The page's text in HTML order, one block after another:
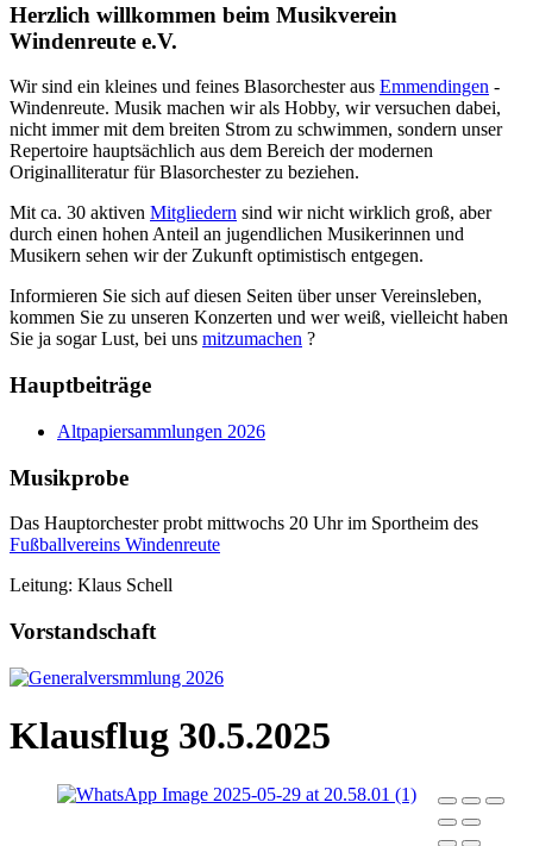
Herzlich willkommen beim Musikverein
Windenreute e.V.
Wir sind ein kleines und feines Blasorchester aus Emmendingen -
Windenreute. Musik machen wir als Hobby, wir versuchen dabei,
nicht immer mit dem breiten Strom zu schwimmen, sondern unser
Repertoire hauptsächlich aus dem Bereich der modernen
Originalliteratur für Blasorchester zu beziehen.
Mit ca. 30 aktiven Mitgliedern sind wir nicht wirklich groß, aber
durch einen hohen Anteil an jugendlichen Musikerinnen und
Musikern sehen wir der Zukunft optimistisch entgegen.
Informieren Sie sich auf diesen Seiten über unser Vereinsleben,
kommen Sie zu unseren Konzerten und wer weiß, vielleicht haben
Sie ja sogar Lust, bei uns mitzumachen ?
Hauptbeiträge
Altpapiersammlungen 2026
Musikprobe
Das Hauptorchester probt mittwochs 20 Uhr im Sportheim des
Fußballvereins Windenreute
Leitung: Klaus Schell
Vorstandschaft
Klausflug 30.5.2025